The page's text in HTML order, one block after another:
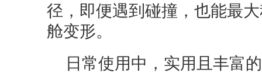
径，即便遇到碰撞，也能最
舱变形。
日常使用中，实用且丰富